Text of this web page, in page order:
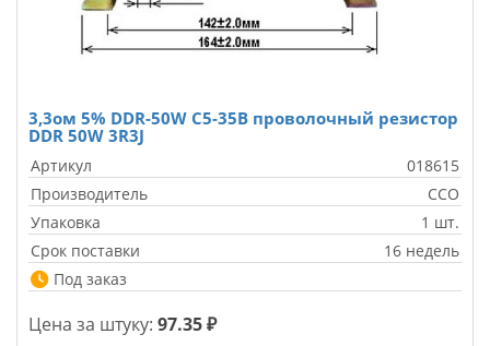
3,3ом 5% DDR-50W С5-35В проволочный резистор
DDR 50W 3R3J
Артикул
018615
Производитель
CCO
Упаковка
1 шт.
Срок поставки
16 недель
Под заказ
Цена за штуку: 97.35 ₽